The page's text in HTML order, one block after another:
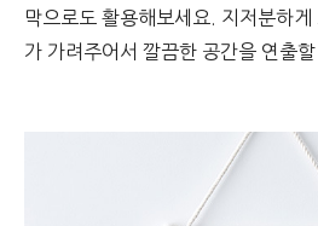
막으로도 활용해보세요. 지저분하게
가 가려주어서 깔끔한 공간을 연출